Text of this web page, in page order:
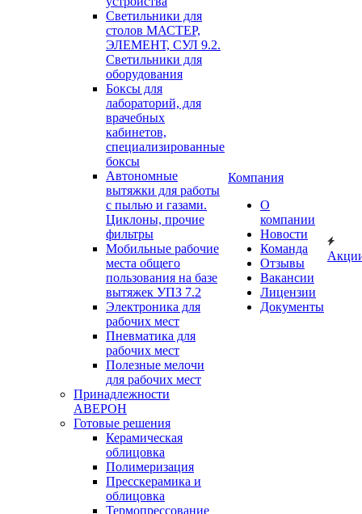
Светильники для
столов МАСТЕР,
ЭЛЕМЕНТ, СУЛ 9.2.
Светильники для
оборудования
Боксы для
лабораторий, для
врачебных
кабинетов,
специализированные
боксы
Автономные
вытяжки для работы
с пылью и газами.
Циклоны, прочие
фильтры
Мобильные рабочие
места общего
пользования на базе
вытяжек УПЗ 7.2
Электроника для
рабочих мест
Пневматика для
рабочих мест
Полезные мелочи
для рабочих мест
Принадлежности
АВЕРОН
Готовые решения
Керамическая
облицовка
Полимеризация
Пресскерамика и
облицовка
Термопрессование
Компания
О
компании
Новости
Команда
Отзывы
Вакансии
Лицензии
Документы